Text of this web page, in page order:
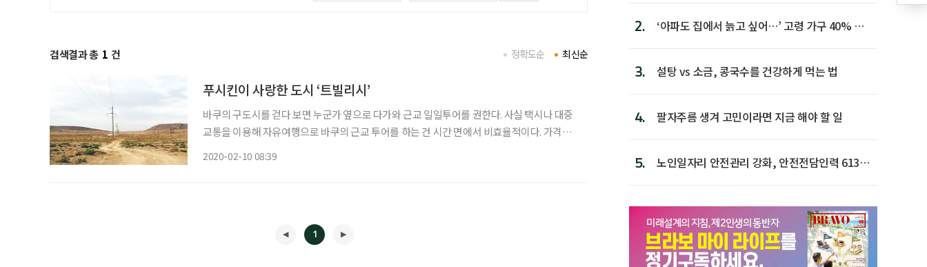
검색결과 총 1 건 최신순
정확도순
푸시킨이 사랑한 도시 ‘트빌리시’
바쿠의 구도시를 걷다 보면 누군가 옆으로 다가와 근교 일일투어를 권한다. 사실 택시나 대중
교통을 이용해 자유여행으로 바쿠의 근교 투어를 하는 건 시간 면에서 비효율적이다. 가격을
2020-02-10 08:39
1
2.
‘아파도 집에서 늙고 싶어…’ 고령 가구 40% 노
3. 설탕 vs 소금, 콩국수를 건강하게 먹는 법
4. 팔자주름 생겨 고민이라면 지금 해야 할 일
5.
노인일자리 안전관리 강화, 안전전담인력 613명